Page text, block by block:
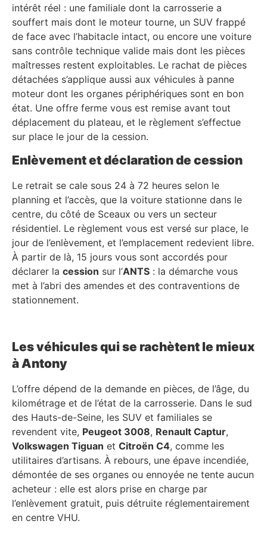
intérêt réel : une familiale dont la carrosserie a
souffert mais dont le moteur tourne, un SUV frappé
de face avec l’habitacle intact, ou encore une voiture
sans contrôle technique valide mais dont les pièces
maîtresses restent exploitables. Le rachat de pièces
détachées s’applique aussi aux véhicules à panne
moteur dont les organes périphériques sont en bon
état. Une offre ferme vous est remise avant tout
déplacement du plateau, et le règlement s’effectue
sur place le jour de la cession.
Enlèvement et déclaration de cession
Le retrait se cale sous 24 à 72 heures selon le
planning et l’accès, que la voiture stationne dans le
centre, du côté de Sceaux ou vers un secteur
résidentiel. Le règlement vous est versé sur place, le
jour de l’enlèvement, et l’emplacement redevient libre.
À partir de là, 15 jours vous sont accordés pour
déclarer la cession sur l’ANTS : la démarche vous
met à l’abri des amendes et des contraventions de
stationnement.
Les véhicules qui se rachètent le mieux
à Antony
L’offre dépend de la demande en pièces, de l’âge, du
kilométrage et de l’état de la carrosserie. Dans le sud
des Hauts-de-Seine, les SUV et familiales se
revendent vite, Peugeot 3008, Renault Captur,
Volkswagen Tiguan et Citroën C4, comme les
utilitaires d’artisans. À rebours, une épave incendiée,
démontée de ses organes ou ennoyée ne tente aucun
acheteur : elle est alors prise en charge par
l’enlèvement gratuit, puis détruite réglementairement
en centre VHU.